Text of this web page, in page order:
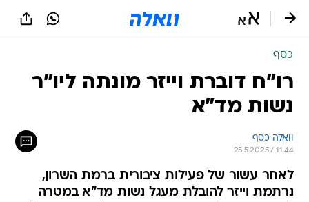
כסף
רו"ח דוברת וייזר מונתה ליו"ר
נשות מד"א
וואלה כסף
25.5.2025 / 11:44
לאחר עשור של פעילות ציבורית ברמת השרון,
נרתמת וייזר להובלת מעגל נשות מד"א במטרה